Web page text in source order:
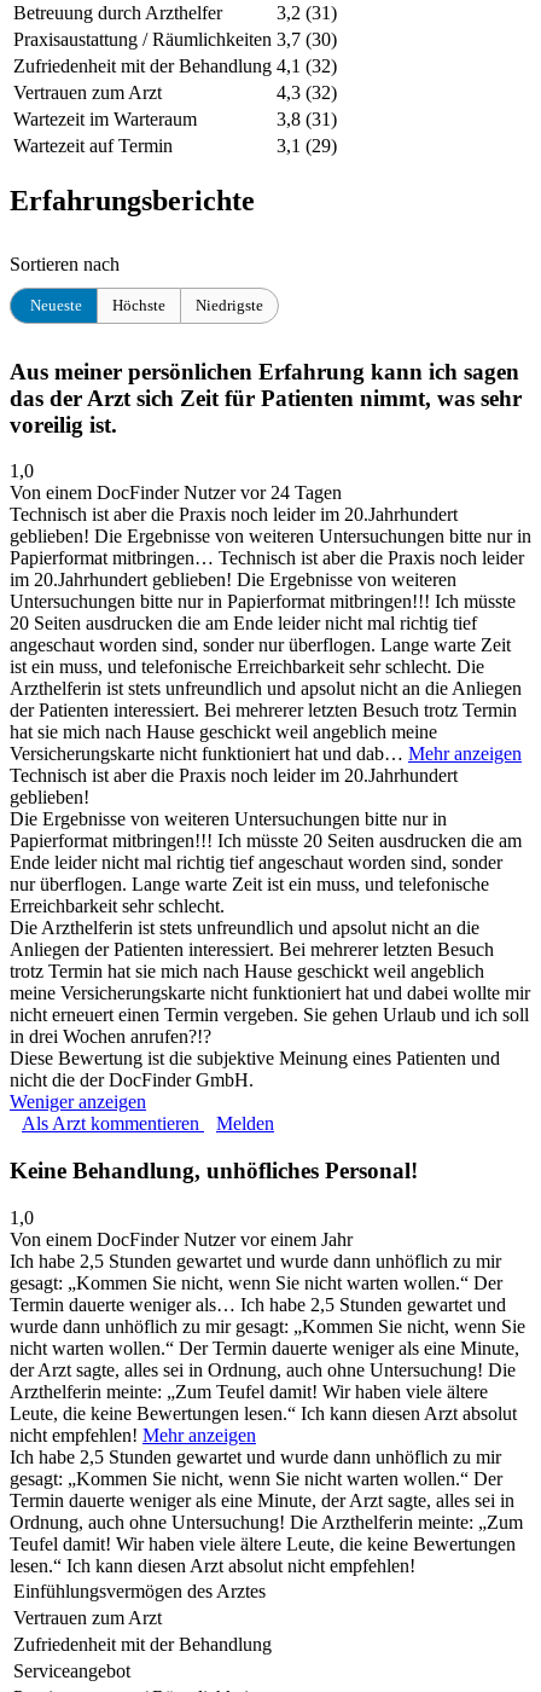
Betreuung durch Arzthelfer
3,2 (31)
Praxisaustattung / Räumlichkeiten 3,7 (30)
Zufriedenheit mit der Behandlung 4,1 (32)
Vertrauen zum Arzt
4,3 (32)
Wartezeit im Warteraum
3,8 (31)
Wartezeit auf Termin
3,1 (29)
Erfahrungsberichte
Sortieren nach
Neueste Höchste Niedrigste
Aus meiner persönlichen Erfahrung kann ich sagen
das der Arzt sich Zeit für Patienten nimmt, was sehr
voreilig ist.
1,0
Von einem DocFinder Nutzervor 24 Tagen
Technisch ist aber die Praxis noch leider im 20.Jahrhundert
geblieben! Die Ergebnisse von weiteren Untersuchungen bitte nur in
Papierformat mitbringen… Technisch ist aber die Praxis noch leider
im 20.Jahrhundert geblieben! Die Ergebnisse von weiteren
Untersuchungen bitte nur in Papierformat mitbringen!!! Ich müsste
20 Seiten ausdrucken die am Ende leider nicht mal richtig tief
angeschaut worden sind, sonder nur überflogen. Lange warte Zeit
ist ein muss, und telefonische Erreichbarkeit sehr schlecht. Die
Arzthelferin ist stets unfreundlich und apsolut nicht an die Anliegen
der Patienten interessiert. Bei mehrerer letzten Besuch trotz Termin
hat sie mich nach Hause geschickt weil angeblich meine
Versicherungskarte nicht funktioniert hat und dab… Mehr anzeigen
Technisch ist aber die Praxis noch leider im 20.Jahrhundert
geblieben!
Die Ergebnisse von weiteren Untersuchungen bitte nur in
Papierformat mitbringen!!! Ich müsste 20 Seiten ausdrucken die am
Ende leider nicht mal richtig tief angeschaut worden sind, sonder
nur überflogen. Lange warte Zeit ist ein muss, und telefonische
Erreichbarkeit sehr schlecht.
Die Arzthelferin ist stets unfreundlich und apsolut nicht an die
Anliegen der Patienten interessiert. Bei mehrerer letzten Besuch
trotz Termin hat sie mich nach Hause geschickt weil angeblich
meine Versicherungskarte nicht funktioniert hat und dabei wollte mir
nicht erneuert einen Termin vergeben. Sie gehen Urlaub und ich soll
in drei Wochen anrufen?!?
Diese Bewertung ist die subjektive Meinung eines Patienten und
nicht die der DocFinder GmbH.
Weniger anzeigen
Als Arzt kommentieren
Melden
Keine Behandlung, unhöfliches Personal!
1,0
Von einem DocFinder Nutzervor einem Jahr
Ich habe 2,5 Stunden gewartet und wurde dann unhöflich zu mir
gesagt: „Kommen Sie nicht, wenn Sie nicht warten wollen.“ Der
Termin dauerte weniger als… Ich habe 2,5 Stunden gewartet und
wurde dann unhöflich zu mir gesagt: „Kommen Sie nicht, wenn Sie
nicht warten wollen.“ Der Termin dauerte weniger als eine Minute,
der Arzt sagte, alles sei in Ordnung, auch ohne Untersuchung! Die
Arzthelferin meinte: „Zum Teufel damit! Wir haben viele ältere
Leute, die keine Bewertungen lesen.“ Ich kann diesen Arzt absolut
nicht empfehlen! Mehr anzeigen
Ich habe 2,5 Stunden gewartet und wurde dann unhöflich zu mir
gesagt: „Kommen Sie nicht, wenn Sie nicht warten wollen.“ Der
Termin dauerte weniger als eine Minute, der Arzt sagte, alles sei in
Ordnung, auch ohne Untersuchung! Die Arzthelferin meinte: „Zum
Teufel damit! Wir haben viele ältere Leute, die keine Bewertungen
lesen.“ Ich kann diesen Arzt absolut nicht empfehlen!
Einfühlungsvermögen des Arztes
Vertrauen zum Arzt
Zufriedenheit mit der Behandlung
Serviceangebot